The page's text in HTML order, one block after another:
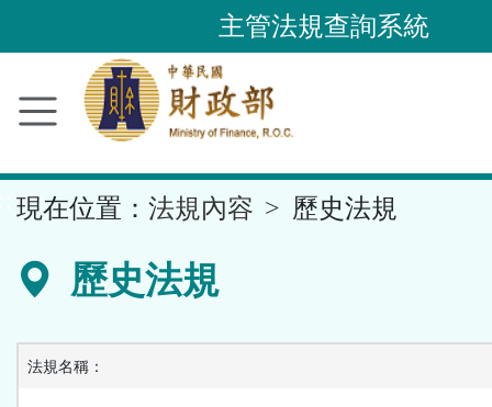
到
要
容
區
主管法規查詢系統
現在位置： 法規內容 歷史法規
歷史法規
法規名稱：